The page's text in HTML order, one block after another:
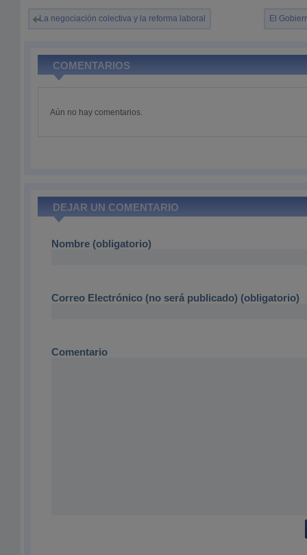
La negociación colectiva y la reforma laboral El
COMENTARIOS
Aún no hay comentarios.
DEJAR UN COMENTARIO
Nombre (obligatorio)
Correo Electrónico (no será publicado) (obligatorio)
Comentario